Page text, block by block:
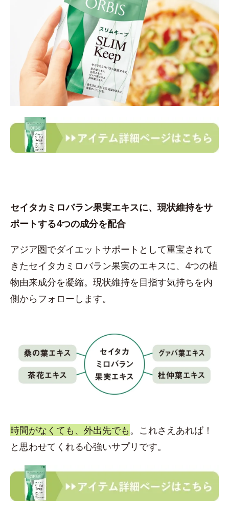
セイタカミロバラン果実エキスに、現状維持をサ
ポートする4つの成分を配合
アジア圏でダイエットサポートとして重宝されて
きたセイタカミロバラン果実のエキスに、4つの植
物由来成分を凝縮。現状維持を目指す気持ちを内
側からフォローします。
時間がなくても、外出先でも。これさえあれば！
と思わせてくれる心強いサプリです。